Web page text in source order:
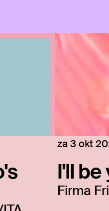
I'll
Firma
za 3 okt